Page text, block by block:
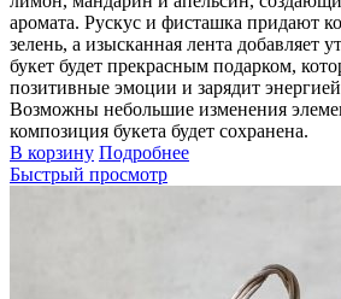
аромата. Рускус и фисташка придают
зелень, а изысканная лента добавляет
букет будет прекрасным подарком,
позитивные эмоции и зарядит
Возможны небольшие изменения
композиция букета будет сохранена.
В корзину Подробнее
Быстрый просмотр